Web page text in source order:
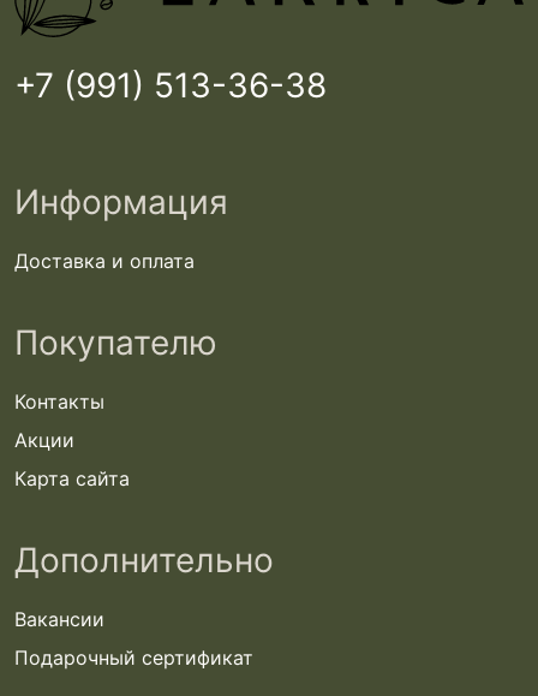
+7 (991) 513-36-38
Информация
Доставка и оплата
Покупателю
Контакты
Акции
Карта сайта
Дополнительно
Вакансии
Подарочный сертификат